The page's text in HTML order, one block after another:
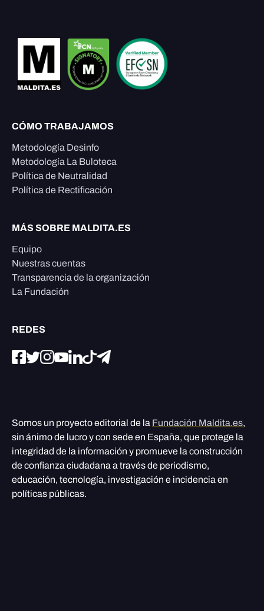
CÓMO TRABAJAMOS
Metodología Desinfo
Metodología La Buloteca
Política de Neutralidad
Política de Rectificación
MÁS SOBRE MALDITA.ES
Equipo
Nuestras cuentas
Transparencia de la organización
La Fundación
REDES
Somos un proyecto editorial de la Fundación Maldita.es,
sin ánimo de lucro y con sede en España, que protege la
integridad de la información y promueve la construcción
de confianza ciudadana a través de periodismo,
educación, tecnología, investigación e incidencia en
políticas públicas.